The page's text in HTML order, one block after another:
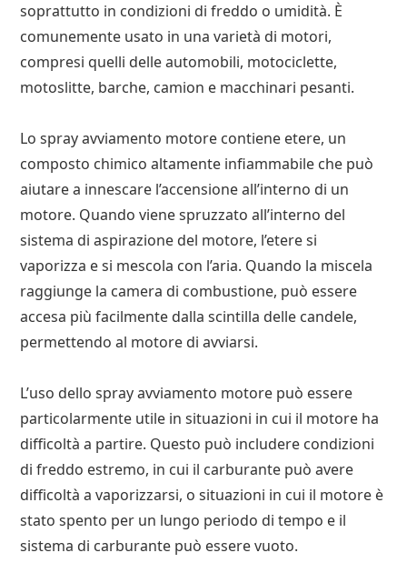
soprattutto in condizioni di freddo o umidità. È
comunemente usato in una varietà di motori,
compresi quelli delle automobili, motociclette,
motoslitte, barche, camion e macchinari pesanti.
Lo spray avviamento motore contiene etere, un
composto chimico altamente infiammabile che può
aiutare a innescare l’accensione all’interno di un
motore. Quando viene spruzzato all’interno del
sistema di aspirazione del motore, l’etere si
vaporizza e si mescola con l’aria. Quando la miscela
raggiunge la camera di combustione, può essere
accesa più facilmente dalla scintilla delle candele,
permettendo al motore di avviarsi.
L’uso dello spray avviamento motore può essere
particolarmente utile in situazioni in cui il motore ha
difficoltà a partire. Questo può includere condizioni
di freddo estremo, in cui il carburante può avere
difficoltà a vaporizzarsi, o situazioni in cui il motore è
stato spento per un lungo periodo di tempo e il
sistema di carburante può essere vuoto.